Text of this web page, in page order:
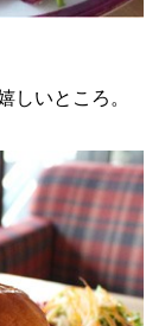
しいところ。